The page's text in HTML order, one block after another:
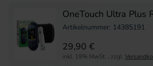
OneTouch Ultra Plus
Artikelnummer: 14385191
29,90 €
inkl. 19% MwSt. , zzgl.